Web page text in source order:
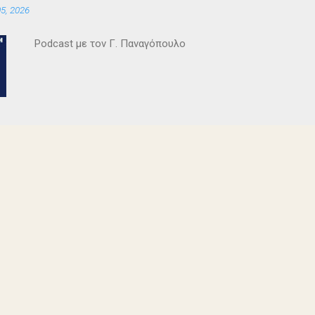
Θεοδόσης, Άννα Αλεξανδράκη, Γιάννης Καρτερός, Δήμητρα
2026
Podcast με τον Γ. Παναγόπουλο